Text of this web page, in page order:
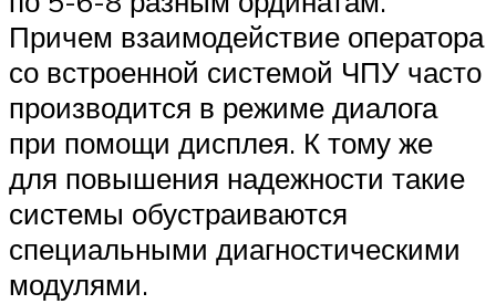
Причем взаимодействие оператора
со встроенной системой ЧПУ часто
производится в режиме диалога
при помощи дисплея. К тому же
для повышения надежности такие
системы обустраиваются
специальными диагностическими
модулями.